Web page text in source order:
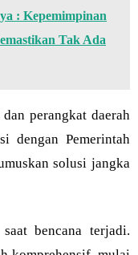
: Kepemimpinan
Tak Ada
perangkat daerah
dengan Pemerintah
solusi jangka
bencana terjadi.